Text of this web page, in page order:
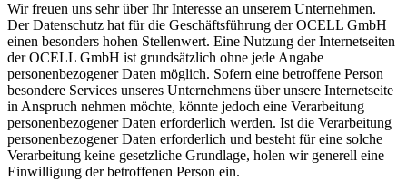
Wir freuen uns sehr über Ihr Interesse an unserem Unternehmen.
Der Datenschutz hat für die Geschäftsführung der OCELL GmbH
einen besonders hohen Stellenwert. Eine Nutzung der Internetseiten
der OCELL GmbH ist grundsätzlich ohne jede Angabe
personenbezogener Daten möglich. Sofern eine betroffene Person
besondere Services unseres Unternehmens über unsere Internetseite
in Anspruch nehmen möchte, könnte jedoch eine Verarbeitung
personenbezogener Daten erforderlich werden. Ist die Verarbeitung
personenbezogener Daten erforderlich und besteht für eine solche
Verarbeitung keine gesetzliche Grundlage, holen wir generell eine
Einwilligung der betroffenen Person ein.